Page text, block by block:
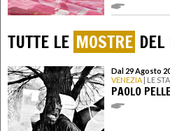
TUTTE LE MOSTRE
Dal 29 Agosto
VENEZIA | LE
PAOLO